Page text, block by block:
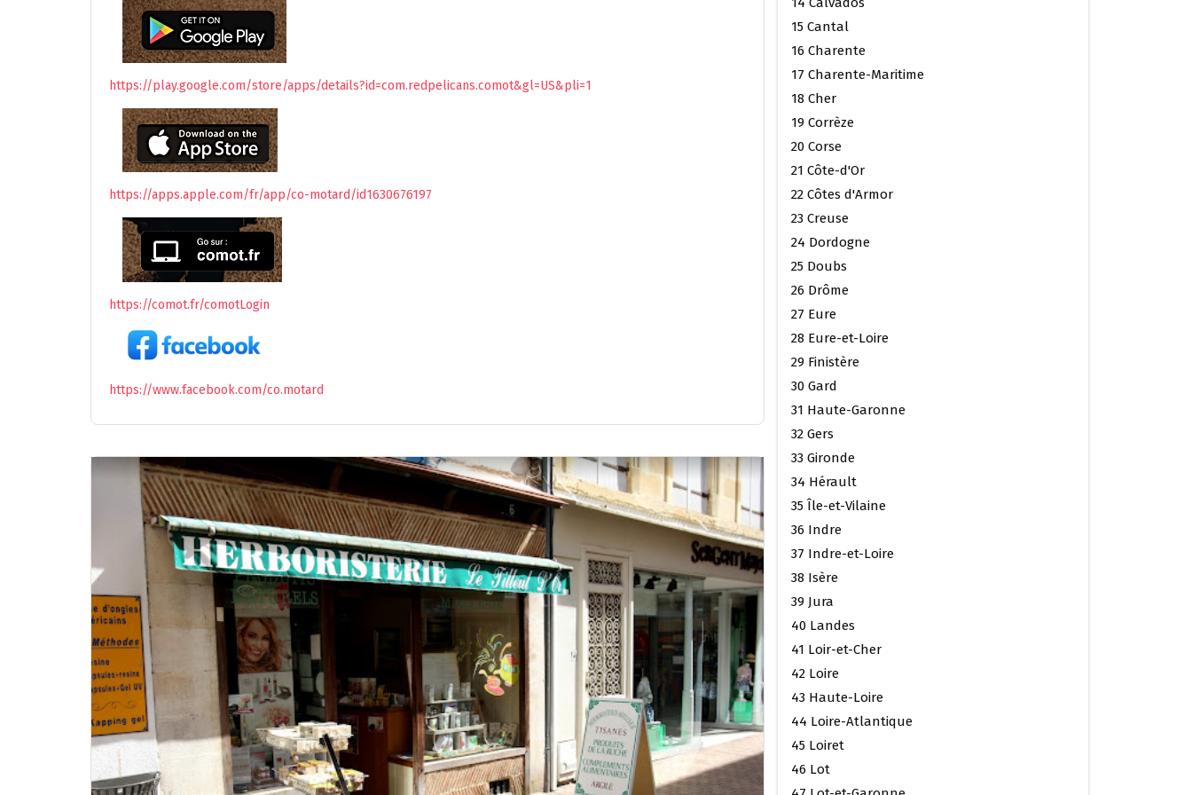
https://play.google.com/store/apps/details?id=com.redpelicans.comot&gl=US&pli=1
https://apps.apple.com/fr/app/co-motard/id1630676197
https://comot.fr/comotLogin
https://www.facebook.com/co.motard
15 Cantal
16 Charente
17 Charente-Maritime
18 Cher
19 Corrèze
20 Corse
21 Côte-d'Or
22 Côtes d'Armor
23 Creuse
24 Dordogne
25 Doubs
26 Drôme
27 Eure
28 Eure-et-Loire
29 Finistère
30 Gard
31 Haute-Garonne
32 Gers
33 Gironde
34 Hérault
35 Île-et-Vilaine
36 Indre
37 Indre-et-Loire
38 Isère
39 Jura
40 Landes
41 Loir-et-Cher
42 Loire
43 Haute-Loire
44 Loire-Atlantique
45 Loiret
46 Lot